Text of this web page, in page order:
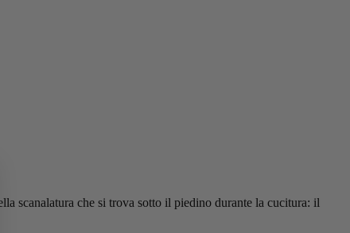
scanalatura che si trova sotto il piedino durante la cucitura: il